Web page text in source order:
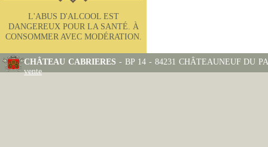
L'ABUS D'ALCOOL EST
DANGEREUX POUR LA SANTÉ. À
CONSOMMER AVEC MODÉRATION.
CHÂTEAU CABRIERES - BP 14 - 84231 CHÂTEAUNEUF DU
vente